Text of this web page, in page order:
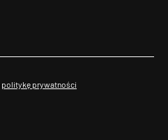
politykę prywatności